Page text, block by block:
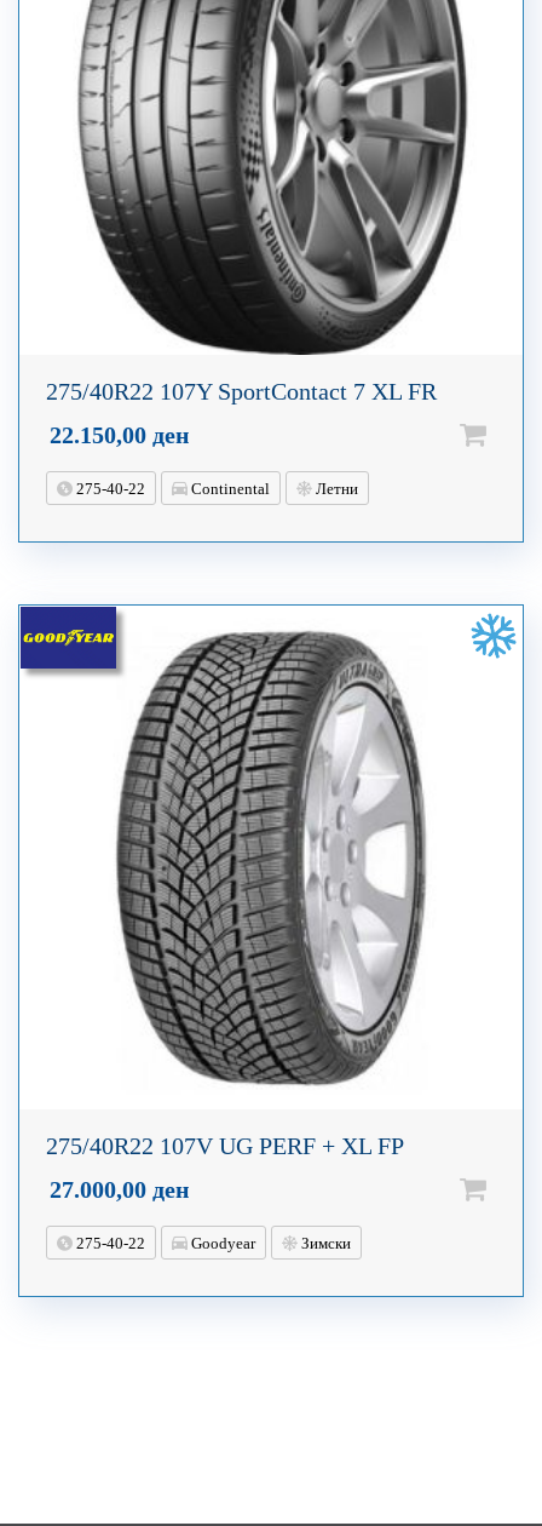
275/40R22 107Y SportContact 7 XL FR
22.150,00 ден
275-40-22 Continental Летни
275/40R22 107V UG PERF + XL FP
27.000,00 ден
275-40-22 Goodyear Зимски